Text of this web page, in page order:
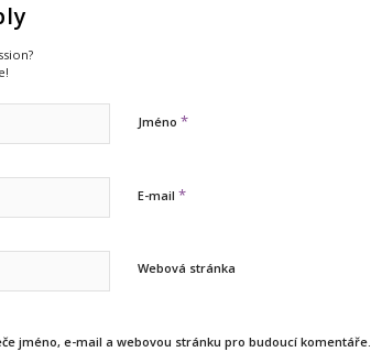
Jméno *
E-mail *
Webová stránka
jméno, e-mail a webovou stránku pro budoucí komentáře.